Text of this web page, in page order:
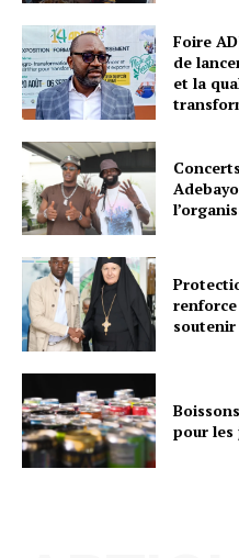
Foire
de
et la
pour les